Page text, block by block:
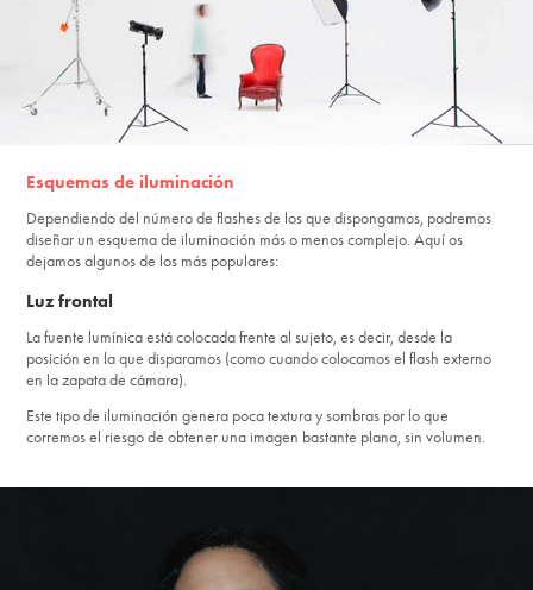
Esquemas de iluminación
Dependiendo del número de flashes de los que dispongamos, podremos
diseñar un esquema de iluminación más o menos complejo. Aquí os
dejamos algunos de los más populares:
Luz frontal
La fuente lumínica está colocada frente al sujeto, es decir, desde la
posición en la que disparamos (como cuando colocamos el flash externo
en la zapata de cámara).
Este tipo de iluminación genera poca textura y sombras por lo que
corremos el riesgo de obtener una imagen bastante plana, sin volumen.